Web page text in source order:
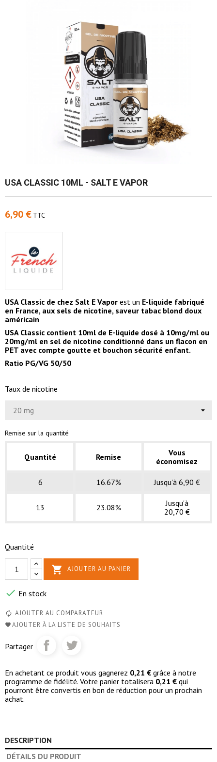
USA CLASSIC 10ML - SALT E VAPOR
6,90 € TTC
USA Classic de chez Salt E Vapor est un E-liquide fabriqué
en France, aux sels de nicotine, saveur tabac blond doux
américain
USA Classic contient 10ml de E-liquide dosé à 10mg/ml ou
20mg/ml en sel de nicotine conditionné dans un flacon en
PET avec compte goutte et bouchon sécurité enfant.
Ratio PG/VG 50/50
Taux de nicotine
Remise sur la quantité
Quantité Remise
Vous
économisez
6 16.67% Jusqu'à 6,90 €
13 23.08%
Jusqu'à
20,70 €
Quantité
 AJOUTER AU PANIER
 En stock
AJOUTER AU COMPARATEUR
AJOUTER À LA LISTE DE SOUHAITS
Partager
En achetant ce produit vous gagnerez 0,21 € grâce à notre
programme de fidélité. Votre panier totalisera 0,21 € qui
pourront être convertis en bon de réduction pour un prochain
achat.
DESCRIPTION
DÉTAILS DU PRODUIT